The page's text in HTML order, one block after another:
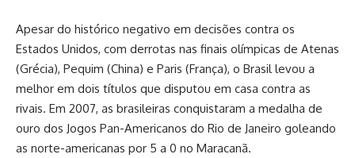
Apesar do histórico negativo em decisões contra os
Estados Unidos, com derrotas nas finais olímpicas de Atenas
(Grécia), Pequim (China) e Paris (França), o Brasil levou a
melhor em dois títulos que disputou em casa contra as
rivais. Em 2007, as brasileiras conquistaram a medalha de
ouro dos Jogos Pan-Americanos do Rio de Janeiro goleando
as norte-americanas por 5 a 0 no Maracanã.